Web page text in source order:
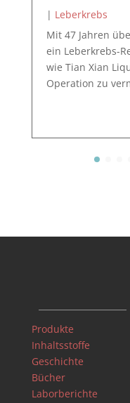
| Leberkrebs
Mit 47 Jahren
ein Leberkrebs-
wie Tian Xian
Operation zu
Produkte
Inhaltsstoffe
Geschichte
Bücher
Laborberichte